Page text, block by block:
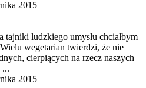
2015
tajniki ludzkiego umysłu chciałbym
wegetarian twierdzi, że nie
cierpiących na rzecz naszych
...
2015